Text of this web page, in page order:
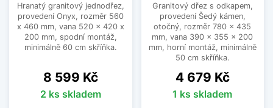
Hranatý granitový jednodřez,
provedení Onyx, rozměr 560
x 460 mm, vana 520 x 420 x
200 mm, spodní montáž,
minimálně 60 cm skříňka.
Cena
8 599 Kč
2 ks skladem
Granitový dřez s odkapem,
provedení Šedý kámen,
otočný, rozměr 780 x 435
mm, vana 390 x 355 x 200
mm, horní montáž, minimálně
50 cm skříňka.
Cena
4 679 Kč
1 ks skladem